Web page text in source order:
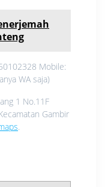
Mobile:
WA saja)
1 No.11F
Gambir
.